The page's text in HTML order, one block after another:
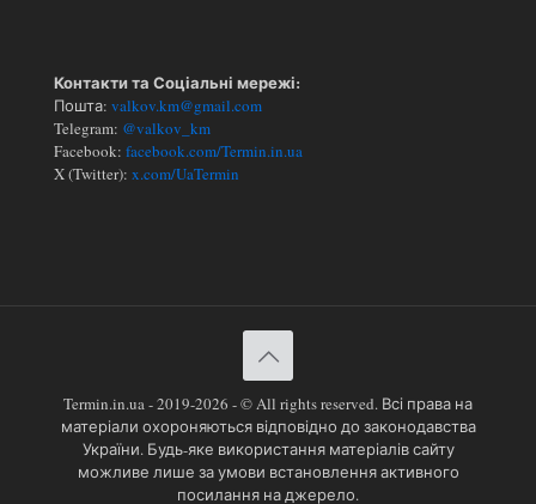
Контакти та Соціальні мережі:
Пошта: valkov.km@gmail.com
Telegram: @valkov_km
Facebook: facebook.com/Termin.in.ua
X (Twitter): x.com/UaTermin
Termin.in.ua - 2019-2026 - © All rights reserved. Всі права на
матеріали охороняються відповідно до законодавства
України. Будь-яке використання матеріалів сайту
можливе лише за умови встановлення активного
посилання на джерело.